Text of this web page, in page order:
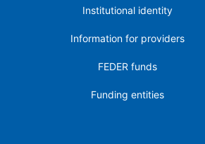
Institutional identity
Information for providers
FEDER funds
Funding entities